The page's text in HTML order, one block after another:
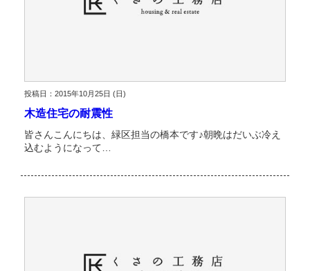
投稿日：2015年10月25日 (日)
木造住宅の耐震性
皆さんこんにちは、緑区担当の橋本です♪朝晩はだいぶ冷え
込むようになって…